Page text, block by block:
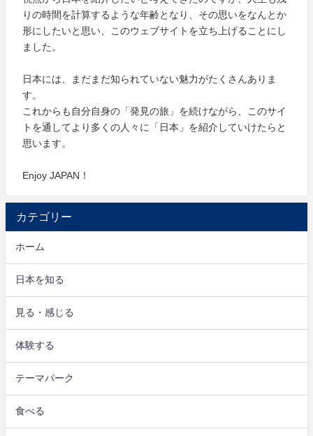
りの時間を計算するような年齢となり、その思いをなんとか
形にしたいと思い、このウェブサイトを立ち上げることにし
ました。
日本には、まだまだ知られていない魅力がたくさんありま
す。
これからも自分自身の「発見の旅」を続けながら、このサイ
トを通してより多くの人々に「日本」を紹介していけたらと
思います。
Enjoy JAPAN！
カテゴリー
ホーム
日本を知る
見る・感じる
体験する
テーマパーク
食べる